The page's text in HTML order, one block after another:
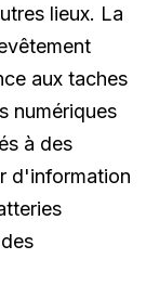
lieux. La
aux taches
numériques
à des
d'information